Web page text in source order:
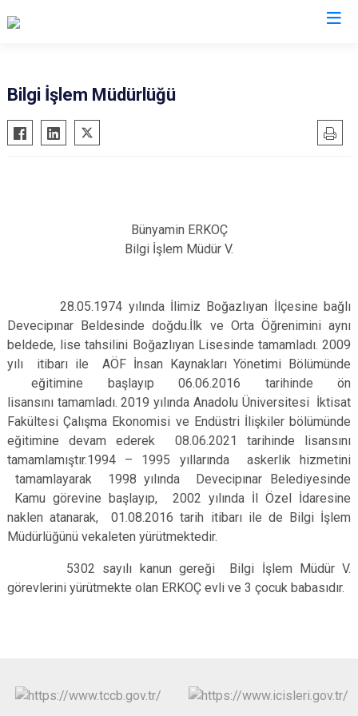
Bilgi İşlem Müdürlüğü
Bünyamin ERKOÇ
Bilgi İşlem Müdür V.
28.05.1974 yılında İlimiz Boğazlıyan İlçesine bağlı
Devecipınar Beldesinde doğdu.İlk ve Orta Öğrenimini aynı
beldede, lise tahsilini Boğazlıyan Lisesinde tamamladı. 2009
yılı itibarı ile AÖF İnsan Kaynakları Yönetimi Bölümünde
eğitimine başlayıp 06.06.2016 tarihinde ön
lisansını tamamladı. 2019 yılında Anadolu Üniversitesi İktisat
Fakültesi Çalışma Ekonomisi ve Endüstri İlişkiler bölümünde
eğitimine devam ederek 08.06.2021 tarihinde lisansını
tamamlamıştır.1994 – 1995 yıllarında askerlik hizmetini
tamamlayarak 1998 yılında Devecipınar Belediyesinde
Kamu görevine başlayıp, 2002 yılında İl Özel İdaresine
naklen atanarak, 01.08.2016 tarih itibarı ile de Bilgi İşlem
Müdürlüğünü vekaleten yürütmektedir.
5302 sayılı kanun gereği Bilgi İşlem Müdür V.
görevlerini yürütmekte olan ERKOÇ evli ve 3 çocuk babasıdır.